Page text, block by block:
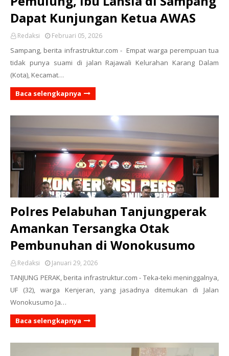
Dapat Kunjungan Ketua AWAS
Redaksi Februari 05, 2026
Sampang, berita infrastruktur.com - Empat warga perempuan tua
tidak punya suami di jalan Rajawali Kelurahan Karang Dalam
(Kota), Kecamat…
Baca selengkapnya
Polres Pelabuhan Tanjungperak
Amankan Tersangka Otak
Pembunuhan di Wonokusumo
Redaksi Januari 29, 2026
TANJUNG PERAK, berita infrastruktur.com - Teka-teki meninggalnya,
UF (32), warga Kenjeran, yang jasadnya ditemukan di Jalan
Wonokusumo Ja…
Baca selengkapnya